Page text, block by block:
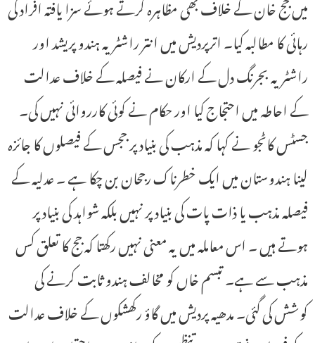
رہائی کا مطالبہ کیا۔ اترپردیش میں انتر راشٹریہ ہندو پریشد اور
راشٹریہ بجرنگ دل کے ارکان نے فیصلہ کے خلاف عدالت
کے احاطہ میں احتجاج کیا اور حکام نے کوئی کارروائی نہیں کی۔
جسٹس کاٹجو نے کہا کہ مذہب کی بنیاد پر ججس کے فیصلوں کا جائزہ
لینا ہندوستان میں ایک خطرناک رجحان بن چکا ہے ۔ عدلیہ کے
فیصلہ مذہب یا ذات پات کی بنیاد پر نہیں بلکہ شواہد کی بنیاد پر
ہوتے ہیں ۔ اس معاملہ میں یہ معنی نہیں رکھتا کہ جج کا تعلق کس
مذہب سے ہے۔ تبسم خاں کو مخالف ہندو ثابت کرنے کی
کوشش کی گئی۔ مدھیہ پردیش میں گاؤ رکھشکوں کے خلاف عدالت